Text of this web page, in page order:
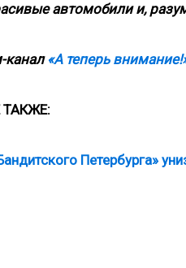
автомобили и,
канал «А теперь
ТАКЖЕ:
Петербурга»